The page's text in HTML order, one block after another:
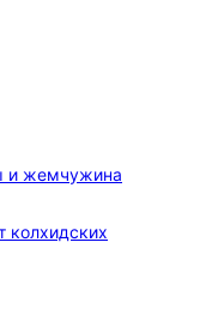
и жемчужина
колхидских